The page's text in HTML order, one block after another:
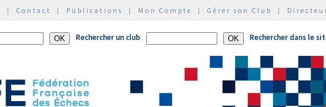
| Contact | Publications | Mon Compte | Gérer son Club |
Rechercher un club Rechercher dans le